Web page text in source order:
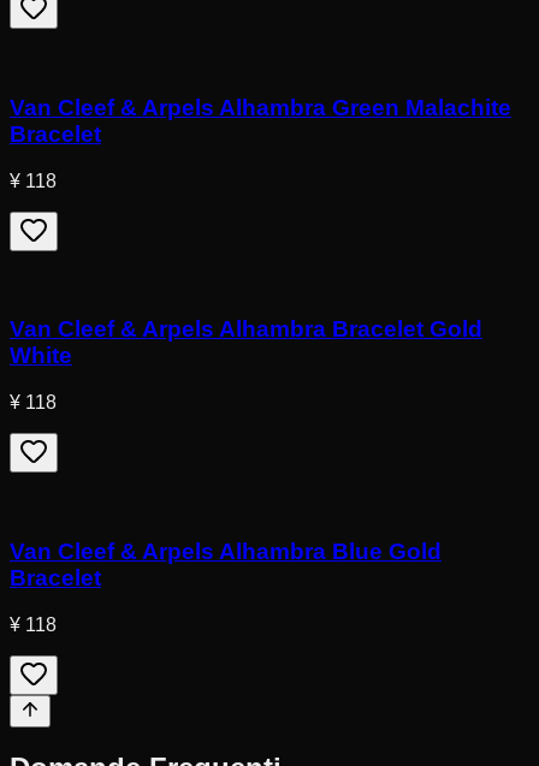
Van Cleef & Arpels Alhambra Green Malachite
Bracelet
¥ 118
Van Cleef & Arpels Alhambra Bracelet Gold
White
¥ 118
Van Cleef & Arpels Alhambra Blue Gold
Bracelet
¥ 118